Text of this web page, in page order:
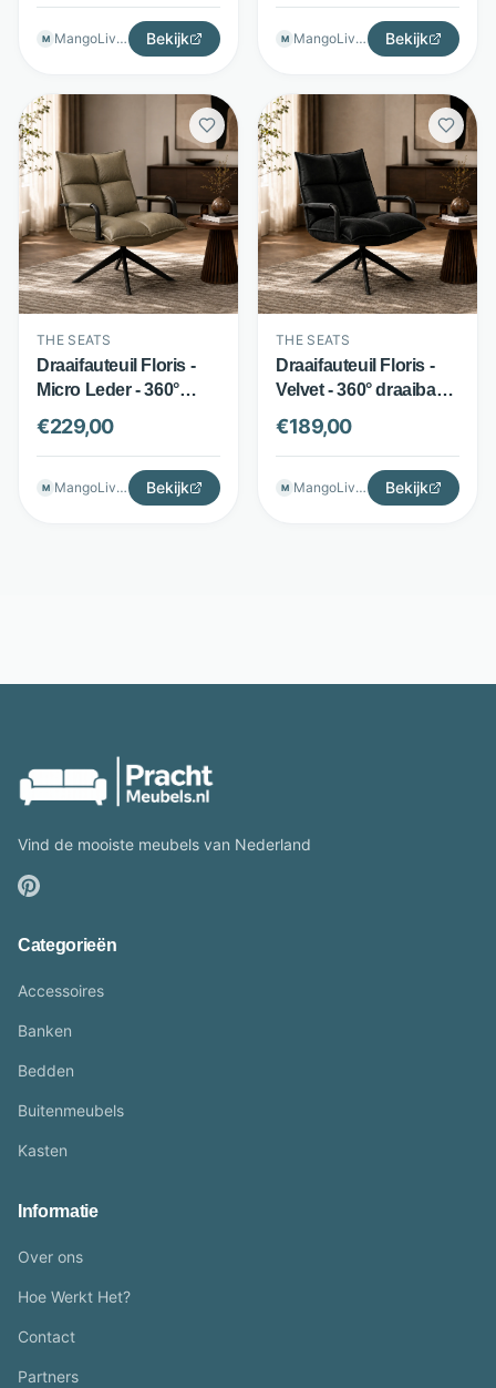
M MangoLiving Bekijk M MangoLiving Bekijk
THE SEATS
Draaifauteuil Floris -
Micro Leder - 360°
draaibaar - Groen - The
Seats
€229,00
M MangoLiving Bekijk
THE SEATS
Draaifauteuil Floris -
Velvet - 360° draaibaar
- Zwart - The Seats
€189,00
M MangoLiving Bekijk
Vind de mooiste meubels van Nederland
Categorieën
Accessoires
Banken
Bedden
Buitenmeubels
Kasten
Informatie
Over ons
Hoe Werkt Het?
Contact
Partners